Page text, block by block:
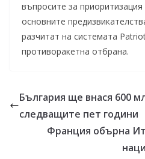
въпросите за
основните
разчитат на системата
противоракетна отбрана.
България ще внася 600
следващите пет години
Франция обърна